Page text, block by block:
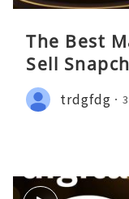
The Best
Sell
trdgfdg